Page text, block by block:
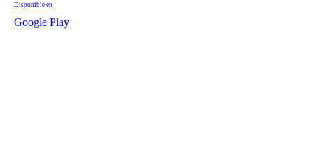
Disponible en
Google Play